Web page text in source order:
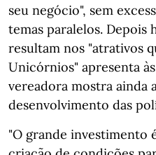
seu negócio", sem
temas paralelos. Depois
resultam nos "atrativos
Unicórnios" apresenta
vereadora mostra ainda
desenvolvimento das
"O grande investimento